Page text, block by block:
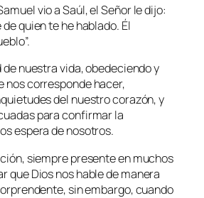
vio a Saúl, el Señor le dijo:
quien te he hablado. Él
”.
nuestra vida, obedeciendo y
nos corresponde hacer,
del nuestro corazón, y
para confirmar la
espera de nosotros.
siempre presente en muchos
que Dios nos hable de manera
sin embargo, cuando